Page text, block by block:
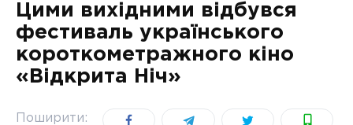
УКРАЇНА
Цими вихідними відбувся
фестиваль українського
короткометражного кіно
«Відкрита Ніч»
Поширити: